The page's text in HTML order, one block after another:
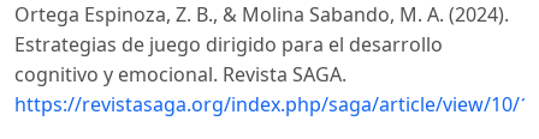
Ortega Espinoza, Z. B., & Molina Sabando, M. A. (2024).
Estrategias de juego dirigido para el desarrollo
cognitivo y emocional. Revista SAGA.
https://revistasaga.org/index.php/saga/article/view/10/